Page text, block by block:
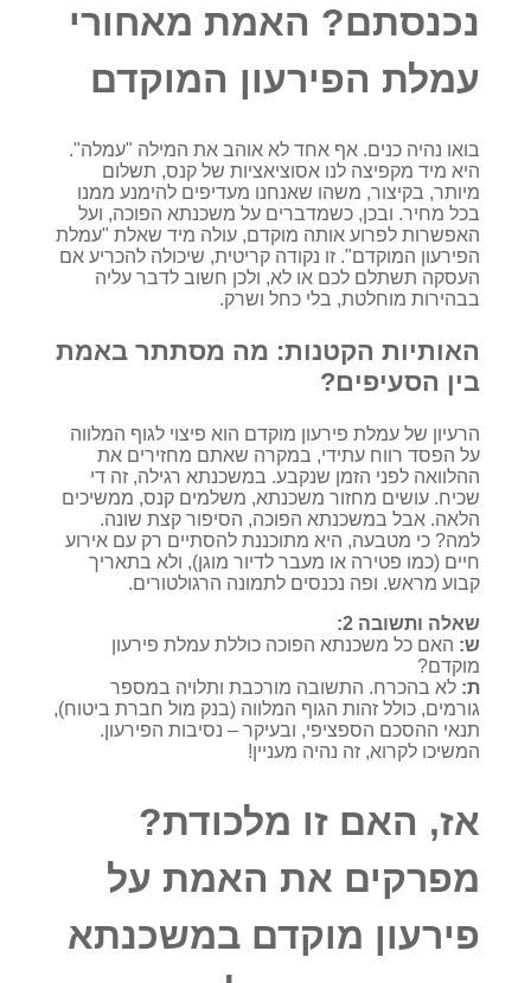
נכנסתם? האמת מאחורי
עמלת הפירעון המוקדם
בואו נהיה כנים. אף אחד לא אוהב את המילה "עמלה".
היא מיד מקפיצה לנו אסוציאציות של קנס, תשלום
מיותר, בקיצור, משהו שאנחנו מעדיפים להימנע ממנו
בכל מחיר. ובכן, כשמדברים על משכנתא הפוכה, ועל
האפשרות לפרוע אותה מוקדם, עולה מיד שאלת "עמלת
הפירעון המוקדם". זו נקודה קריטית, שיכולה להכריע אם
העסקה תשתלם לכם או לא, ולכן חשוב לדבר עליה
בבהירות מוחלטת, בלי כחל ושרק.
האותיות הקטנות: מה מסתתר באמת
בין הסעיפים?
הרעיון של עמלת פירעון מוקדם הוא פיצוי לגוף המלווה
על הפסד רווח עתידי, במקרה שאתם מחזירים את
ההלוואה לפני הזמן שנקבע. במשכנתא רגילה, זה די
שכיח. עושים מחזור משכנתא, משלמים קנס, ממשיכים
הלאה. אבל במשכנתא הפוכה, הסיפור קצת שונה.
למה? כי מטבעה, היא מתוכננת להסתיים רק עם אירוע
חיים (כמו פטירה או מעבר לדיור מוגן), ולא בתאריך
קבוע מראש. ופה נכנסים לתמונה הרגולטורים.
שאלה ותשובה 2:
ש: האם כל משכנתא הפוכה כוללת עמלת פירעון
מוקדם?
ת: לא בהכרח. התשובה מורכבת ותלויה במספר
גורמים, כולל זהות הגוף המלווה (בנק מול חברת ביטוח),
תנאי ההסכם הספציפי, ובעיקר – נסיבות הפירעון.
המשיכו לקרוא, זה נהיה מעניין!
אז, האם זו מלכודת?
מפרקים את האמת על
פירעון מוקדם במשכנתא